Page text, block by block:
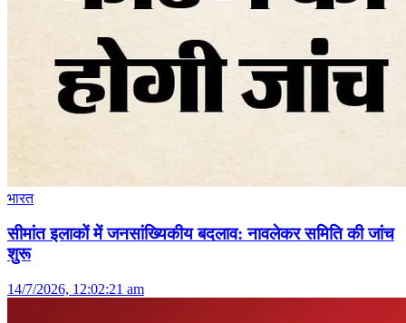
भारत
सीमांत इलाकों में जनसांख्यिकीय बदलाव: नावलेकर समिति की जांच
शुरू
14/7/2026, 12:02:21 am